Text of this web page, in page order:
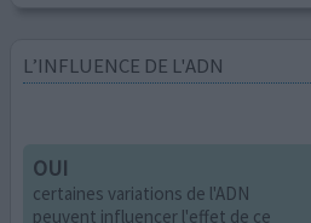
L’INFLUENCE DE L'ADN
OUI
certaines variations de l'ADN
peuvent influencer l'effet de ce